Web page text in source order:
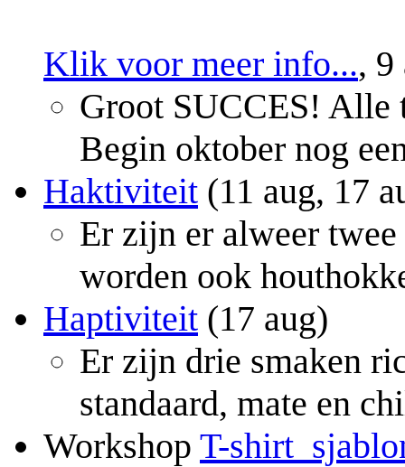
Klik voor meer info..., 9
Groot SUCCES! Alle
Begin oktober nog
Haktiviteit (11 aug, 17
Er zijn er alweer
worden ook
Haptiviteit (17 aug)
Er zijn drie smaken
standaard, mate en
Workshop T-